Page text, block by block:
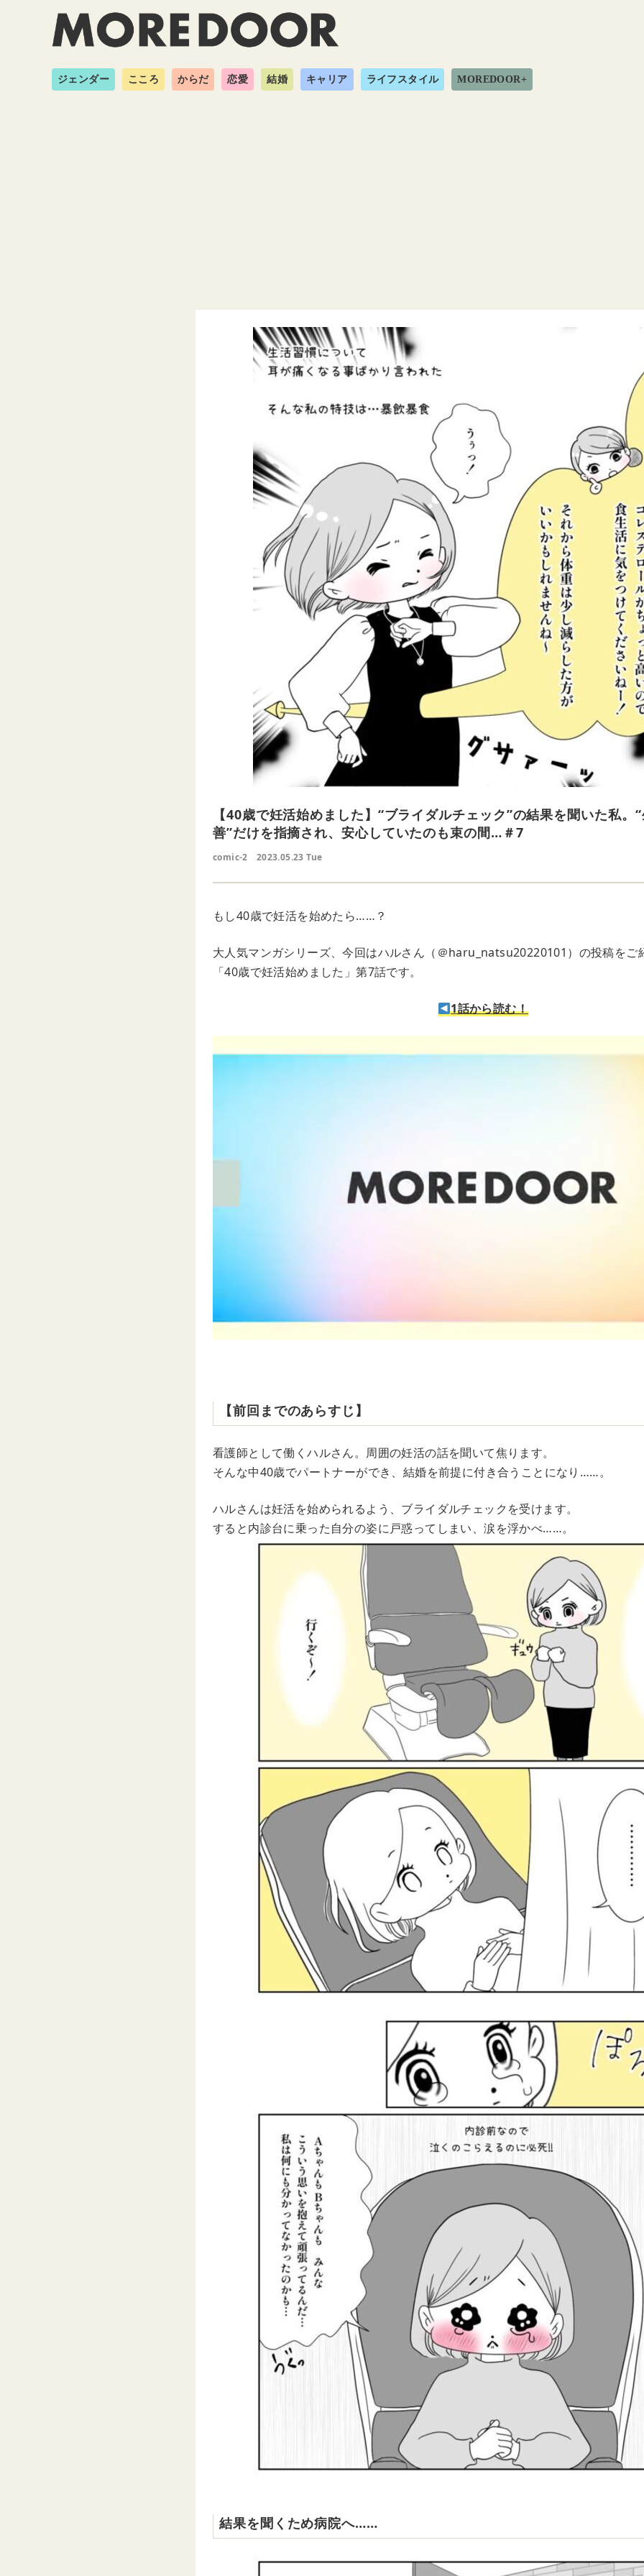
ジェンダー こころ からだ 恋愛 結婚 キャリア ライフスタイル MOREDOOR+
【40歳で妊活始めました】“ブライダルチェック”の結果を聞いた私。
善”だけを指摘され、安心していたのも束の間…＃7
comic-2 2023.05.23 Tue
もし40歳で妊活を始めたら……？
大人気マンガシリーズ、今回はハルさん（＠haru_natsu20220101）の投稿をご
「40歳で妊活始めました」第7話です。
1話から読む！
【前回までのあらすじ】
看護師として働くハルさん。周囲の妊活の話を聞いて焦ります。
そんな中40歳でパートナーができ、結婚を前提に付き合うことになり……。
ハルさんは妊活を始められるよう、ブライダルチェックを受けます。
すると内診台に乗った自分の姿に戸惑ってしまい、涙を浮かべ……。
結果を聞くため病院へ……